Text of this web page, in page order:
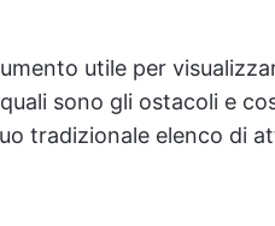
utile per
sono gli ostacoli e
tradizionale elenco di